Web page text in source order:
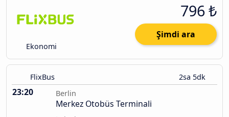
Ekonomi
796 ₺
Şimdi ara
FlixBus 2sa 5dk
23:20 Berlin
Merkez Otobüs Terminali